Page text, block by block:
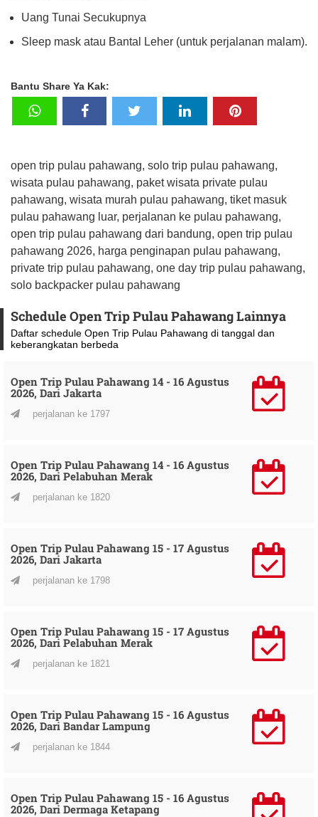
Uang Tunai Secukupnya
Sleep mask atau Bantal Leher (untuk perjalanan malam).
Bantu Share Ya Kak:
open trip pulau pahawang, solo trip pulau pahawang,
wisata pulau pahawang, paket wisata private pulau
pahawang, wisata murah pulau pahawang, tiket masuk
pulau pahawang luar, perjalanan ke pulau pahawang,
open trip pulau pahawang dari bandung, open trip pulau
pahawang 2026, harga penginapan pulau pahawang,
private trip pulau pahawang, one day trip pulau pahawang,
solo backpacker pulau pahawang
Schedule Open Trip Pulau Pahawang Lainnya
Daftar schedule Open Trip Pulau Pahawang di tanggal dan
keberangkatan berbeda
Open Trip Pulau Pahawang 14 - 16 Agustus
2026, Dari Jakarta
perjalanan ke 1797
Open Trip Pulau Pahawang 14 - 16 Agustus
2026, Dari Pelabuhan Merak
perjalanan ke 1820
Open Trip Pulau Pahawang 15 - 17 Agustus
2026, Dari Jakarta
perjalanan ke 1798
Open Trip Pulau Pahawang 15 - 17 Agustus
2026, Dari Pelabuhan Merak
perjalanan ke 1821
Open Trip Pulau Pahawang 15 - 16 Agustus
2026, Dari Bandar Lampung
perjalanan ke 1844
Open Trip Pulau Pahawang 15 - 16 Agustus
2026, Dari Dermaga Ketapang